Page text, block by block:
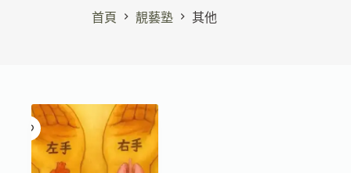
首頁
靚藝塾 其他